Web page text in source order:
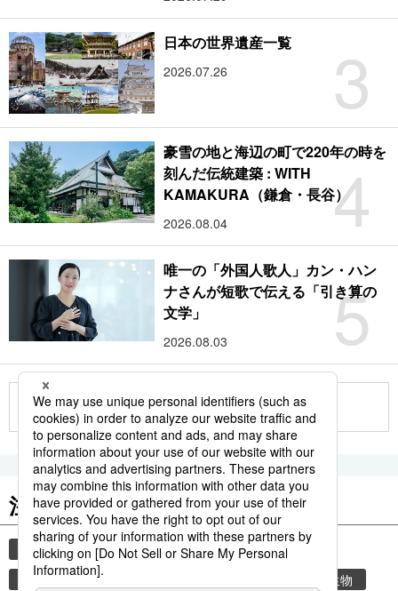
3
日本の世界遺産一覧
2026.07.26
4
豪雪の地と海辺の町で220年の時を
刻んだ伝統建築 : WITH
KAMAKURA（鎌倉・長谷）
2026.08.04
5
唯一の「外国人歌人」カン・ハン
ナさんが短歌で伝える「引き算の
文学」
2026.08.03
もっと見る
注目のキーワード
共同通信ニュース 時事通信ニュース
観光
気象・災害
環境・自然・生物